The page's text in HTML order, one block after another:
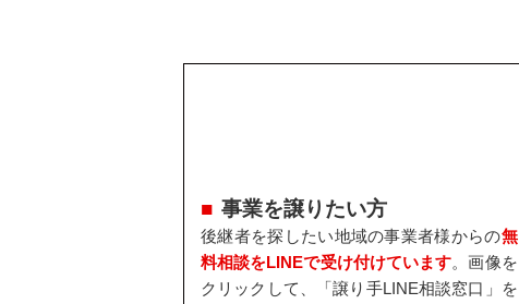
事業を譲りたい方
後継者を探したい地域の事業者様からの無
料相談をLINEで受け付けています。画像を
クリックして、「譲り手LINE相談窓口」を